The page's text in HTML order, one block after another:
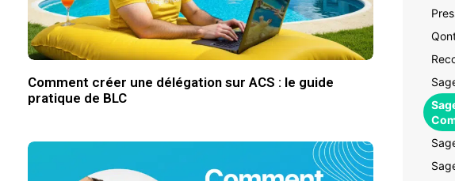
Comment créer une délégation sur ACS : le guide
pratique de BLC